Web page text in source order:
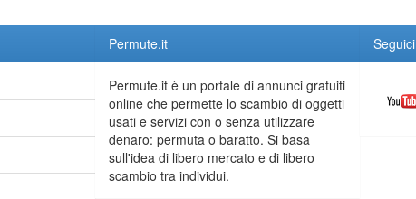
Permute.it
Permute.it è un portale di annunci gratuiti
online che permette lo scambio di oggetti
usati e servizi con o senza utilizzare
denaro: permuta o baratto. Si basa
sull'idea di libero mercato e di libero
scambio tra individui.
Seguici